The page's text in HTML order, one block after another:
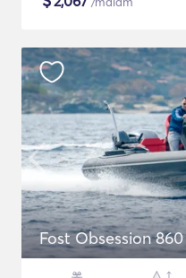
Fost Obsession 860